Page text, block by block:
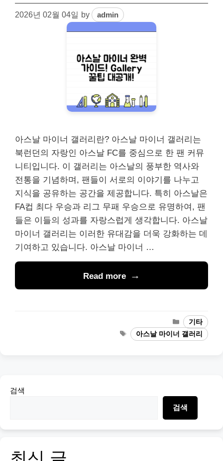
2026년 02월 04일 by admin
아스날 마이너 갤러리란? 아스날 마이너 갤러리는
북런던의 자랑인 아스날 FC를 중심으로 한 팬 커뮤
니티입니다. 이 갤러리는 아스날의 풍부한 역사와
전통을 기념하며, 팬들이 서로의 이야기를 나누고
지식을 공유하는 공간을 제공합니다. 특히 아스날은
FA컵 최다 우승과 리그 무패 우승으로 유명하여, 팬
들은 이들의 성과를 자랑스럽게 생각합니다. 아스날
마이너 갤러리는 이러한 유대감을 더욱 강화하는 데
기여하고 있습니다. 아스날 마이너 …
Read more
Categories
기타
Tags아스날 마이너 갤러리
검색
검색